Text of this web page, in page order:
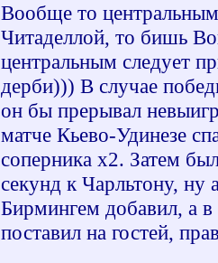
Вообще то
Читаделлой, то бишь
центральным следует
дерби))) В случае
он бы прерывал
матче Кьево-Удинезе
соперника х2. Затем
секунд к Чарльтону, ну
Бирмингем добавил, а
поставил на гостей,